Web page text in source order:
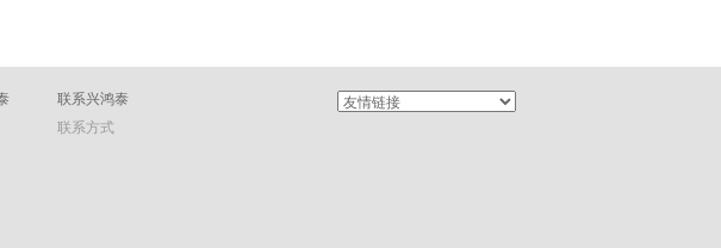
联系兴鸿泰
联系方式